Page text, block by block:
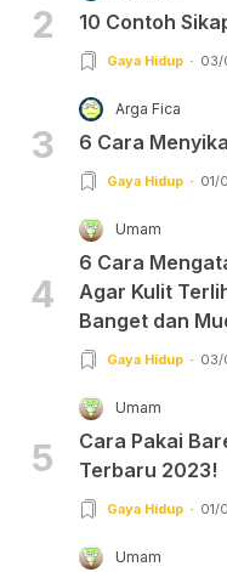
2 10 Contoh
Gaya Hidup 03/
3
Arga Fica
6 Cara
Gaya Hidup 01/
4
Umam
6 Cara
Agar Kulit
Banget dan
Gaya Hidup 03/
5
Umam
Cara Pakai
Terbaru 2023!
Gaya Hidup 01/
Umam